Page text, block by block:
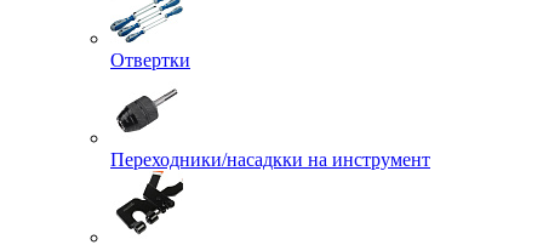
Отвертки
Переходники/насадкки на инструмент